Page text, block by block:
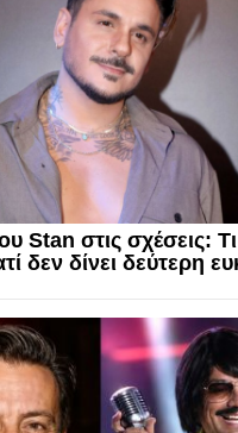
Stan στις σχέσεις:
δεν δίνει δεύτερη